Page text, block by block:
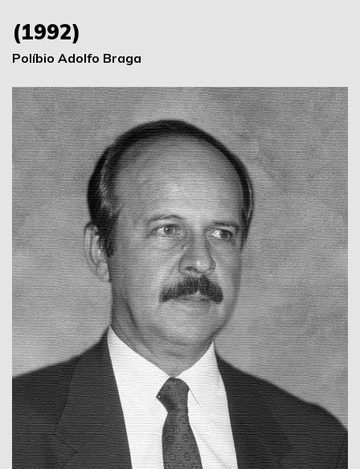
(1992)
Políbio Adolfo Braga